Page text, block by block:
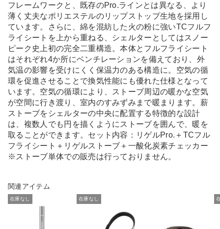
フレームワークと、既存のPro.ラインとは異なる、より
薄く丈夫なポリエステルのリップストップ生地を採用し
ています。さらに、綿を混紡した火の粉に強いTCフルフ
ライシートを上から重ねる、シェルターとしてはスノー
ピーク史上初の完全二重構造。本体とフルフライシート
はそれぞれ4か所にベンチレーションを備えており、外
気温の影響を受けにくく保温力のある構造に。空気の循
環を促進させることで換気性能にも優れた仕様となって
います。空気の循環により、ストーブ周辺の暖かな空気
が空間に行き渡り、室内のすみずみまで暖まります。薪
ストーブをシェルターの中央に配置する特徴的な設計
は、複数人でも円を描くようにストーブを囲んで、暖を
取ることができます。セット内容：リゲルPro.＋TCフル
フライシート＋リゲルストーブ＋一酸化炭素チェッカー
※ストーブ単体での販売は行っておりません。
関連アイテム
在庫なし 在庫なし